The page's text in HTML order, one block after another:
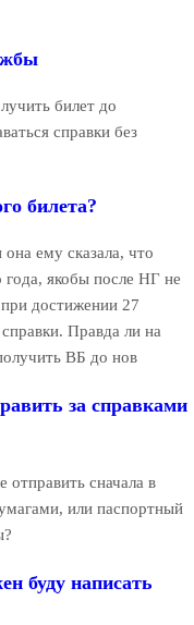
билет до
справки без
билета?
ему сказала, что
года, якобы после НГ не
достижении 27
справки. Правда ли на
ВБ до нов
за справками
сначала в
или паспортный
буду написать